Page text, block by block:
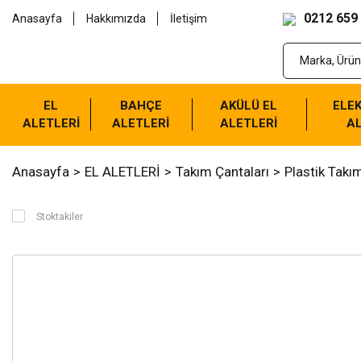
Anasayfa Hakkımızda İletişim 0212 659
EL
ALETLERİ
BAHÇE
ALETLERİ
AKÜLÜ EL
ALETLERİ
Anasayfa EL ALETLERİ Takım Çantaları Plastik
Stoktakiler